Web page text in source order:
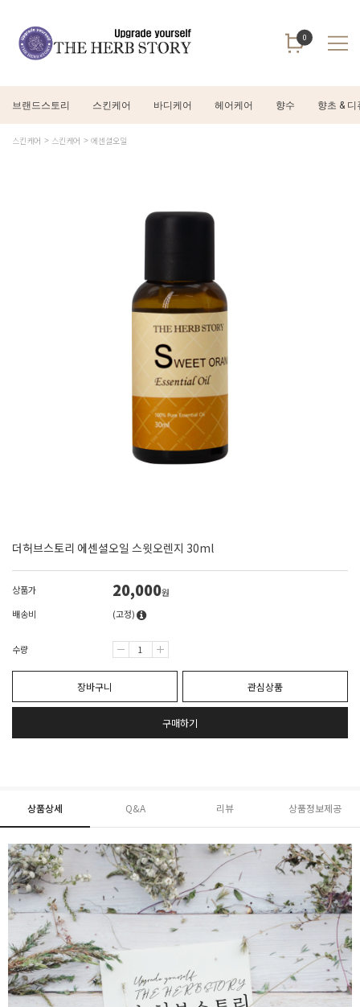
0
브랜드스토리 스킨케어 바디케어 헤어케어 향수 향초 & 디
스킨케어 스킨케어 에센셜오일
더허브스토리 에센셜오일 스윗오렌지 30ml
상품가 20,000원
배송비
(고정)
수량
장바구니 관심상품
구매하기
상품상세 Q&A 리뷰 상품정보제공